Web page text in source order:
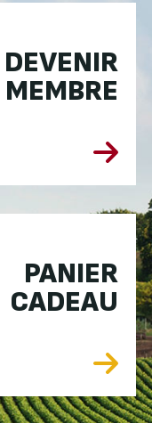
DEVENIR
MEMBRE
PANIER
CADEAU